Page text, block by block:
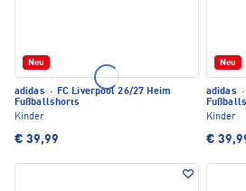
Neu
adidas · FC Liverpool 26/27 Heim
Fußballshorts
Kinder
€ 39,99
Neu
adidas ·
Kinder
€